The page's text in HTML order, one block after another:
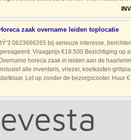
Horeca zaak overname leiden toplocatie
0623666265 bij serieuze interesse,
Vraagprijs €18.500 Bezichtiging op
horeca zaak in leiden aan de
Inclusief alle inventaris, vriezer, koelkasten
Let op zonder de bezorgscooter. Huur